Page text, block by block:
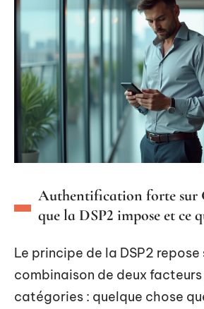
Authentification forte sur
que la DSP2 impose et ce
Le principe de la DSP2 repose
combinaison de deux
catégories : quelque chose